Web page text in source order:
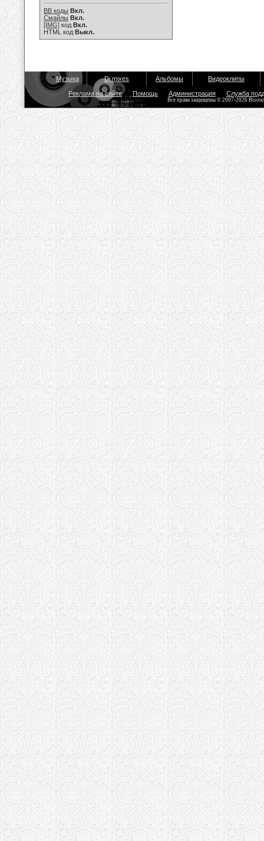
BB коды Вкл.
Смайлы Вкл.
[IMG] код Вкл.
HTML код Выкл.
Музыка Dj mixes Альбомы Видеоклипы
Реклама на сайте Помощь Администрация Служба
Все права защищены © 2007-2026